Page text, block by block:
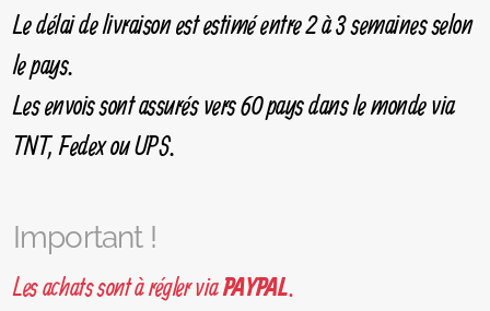
Le délai de livraison est estimé entre 2 à 3 semaines selon
le pays.
Les envois sont assurés vers 60 pays dans le monde via
TNT, Fedex ou UPS.
Important !
Les achats sont à régler viaPAYPAL.